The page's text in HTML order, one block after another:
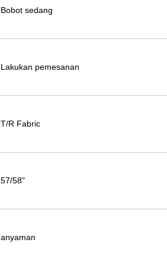
Bobot sedang
Lakukan pemesanan
T/R Fabric
57/58"
anyaman